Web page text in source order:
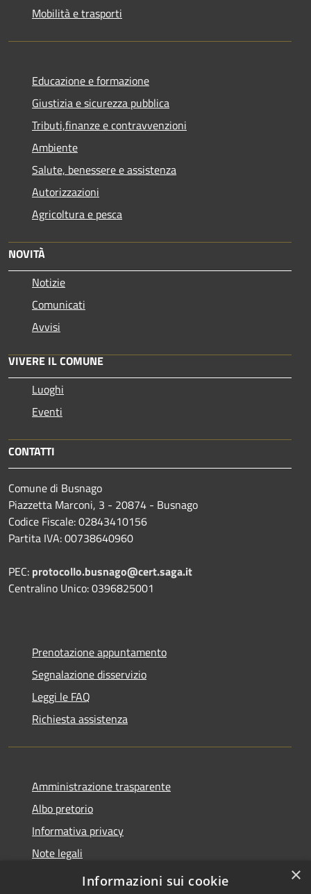
Mobilità e trasporti
Educazione e formazione
Giustizia e sicurezza pubblica
Tributi,finanze e contravvenzioni
Ambiente
Salute, benessere e assistenza
Autorizzazioni
Agricoltura e pesca
NOVITÀ
Notizie
Comunicati
Avvisi
VIVERE IL COMUNE
Luoghi
Eventi
CONTATTI
Comune di Busnago
Piazzetta Marconi, 3 - 20874 - Busnago
Codice Fiscale: 02843410156
Partita IVA: 00738640960
PEC: protocollo.busnago@cert.saga.it
Centralino Unico: 0396825001
Prenotazione appuntamento
Segnalazione disservizio
Leggi le FAQ
Richiesta assistenza
Amministrazione trasparente
Albo pretorio
Informativa privacy
Note legali
Dichiarazione di accessibilità
×
Informazioni sui cookie